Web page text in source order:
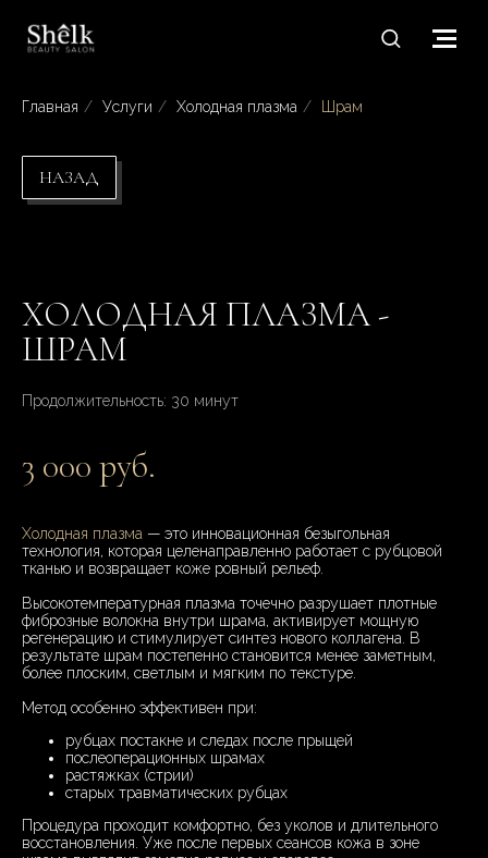
Главная / Услуги / Холодная плазма / Шрам
НАЗАД
ХОЛОДНАЯ ПЛАЗМА -
ШРАМ
Продолжительность: 30 минут
3 000 руб.
Холодная плазма — это инновационная безыгольная
технология, которая целенаправленно работает с рубцовой
тканью и возвращает коже ровный рельеф.
Высокотемпературная плазма точечно разрушает плотные
фиброзные волокна внутри шрама, активирует мощную
регенерацию и стимулирует синтез нового коллагена. В
результате шрам постепенно становится менее заметным,
более плоским, светлым и мягким по текстуре.
Метод особенно эффективен при:
рубцах постакне и следах после прыщей
послеоперационных шрамах
растяжках (стрии)
старых травматических рубцах
Процедура проходит комфортно, без уколов и длительного
восстановления. Уже после первых сеансов кожа в зоне